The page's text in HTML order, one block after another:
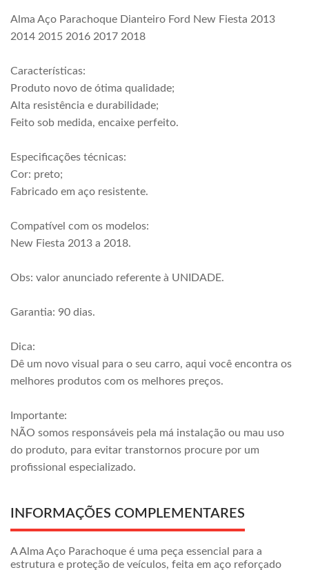
Alma Aço Parachoque Dianteiro Ford New Fiesta 2013
2014 2015 2016 2017 2018
Características:
Produto novo de ótima qualidade;
Alta resistência e durabilidade;
Feito sob medida, encaixe perfeito.
Especificações técnicas:
Cor: preto;
Fabricado em aço resistente.
Compatível com os modelos:
New Fiesta 2013 a 2018.
Obs: valor anunciado referente à UNIDADE.
Garantia: 90 dias.
Dica:
Dê um novo visual para o seu carro, aqui você encontra os
melhores produtos com os melhores preços.
Importante:
NÃO somos responsáveis pela má instalação ou mau uso
do produto, para evitar transtornos procure por um
profissional especializado.
INFORMAÇÕES COMPLEMENTARES
A Alma Aço Parachoque é uma peça essencial para a
estrutura e proteção de veículos, feita em aço reforçado